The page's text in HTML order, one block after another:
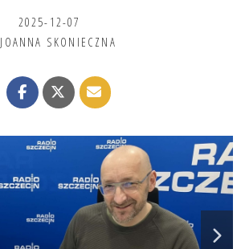
2025-12-07
JOANNA SKONIECZNA